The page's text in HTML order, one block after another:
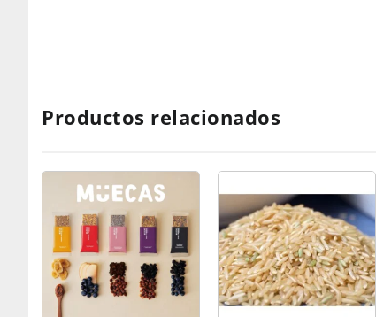
Productos relacionados